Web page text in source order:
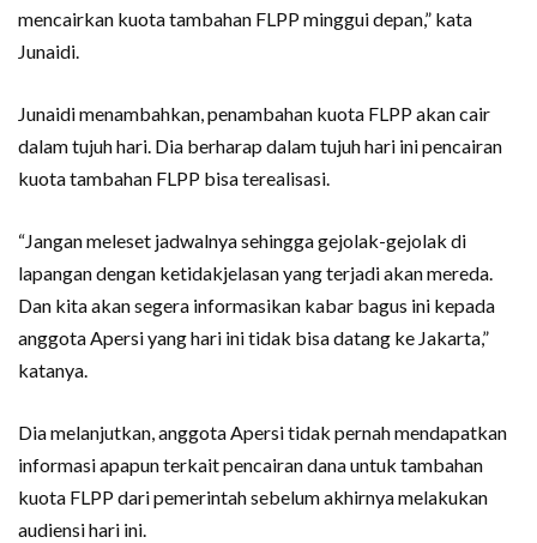
mencairkan kuota tambahan FLPP minggui depan,” kata
Junaidi.
Junaidi menambahkan, penambahan kuota FLPP akan cair
dalam tujuh hari. Dia berharap dalam tujuh hari ini pencairan
kuota tambahan FLPP bisa terealisasi.
“Jangan meleset jadwalnya sehingga gejolak-gejolak di
lapangan dengan ketidakjelasan yang terjadi akan mereda.
Dan kita akan segera informasikan kabar bagus ini kepada
anggota Apersi yang hari ini tidak bisa datang ke Jakarta,”
katanya.
Dia melanjutkan, anggota Apersi tidak pernah mendapatkan
informasi apapun terkait pencairan dana untuk tambahan
kuota FLPP dari pemerintah sebelum akhirnya melakukan
audiensi hari ini.